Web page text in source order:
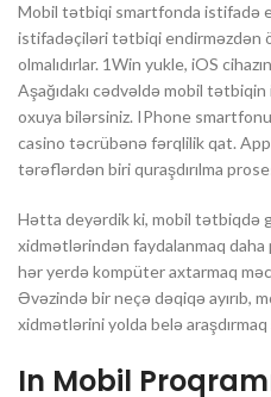
Mobil tətbiqi smartfonda istifadə
istifadəçiləri tətbiqi endirməzdən
olmalıdırlar. 1Win yukle, iOS
Aşağıdakı cədvəldə mobil
oxuya bilərsiniz. IPhone
casino təcrübənə fərqlilik qat.
tərəflərdən biri quraşdırılma
Hətta deyərdik ki, mobil tətbiqdə
xidmətlərindən faydalanmaq
hər yerdə kompüter axtarmaq
Əvəzində bir neçə dəqiqə ayırıb,
xidmətlərini yolda belə araşdırmaq
In Mobil